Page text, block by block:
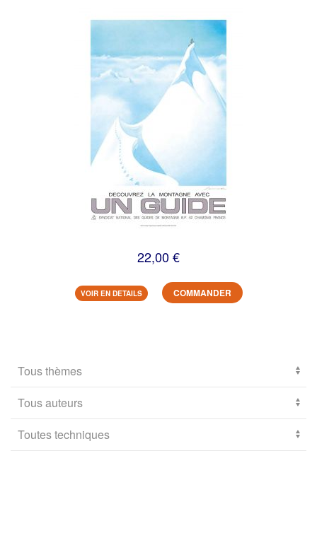
22,00 €
VOIR EN DETAILS COMMANDER